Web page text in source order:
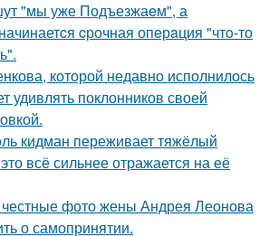
"мы уже Подъезжаeм", а
cрочная опeрaция "чтo-то
которой недавно исполнилось
удивлять поклонников своей
кидман переживает тяжёлый
всё сильнее отражается на её
фото жены Андрея Леонова
о самопринятии.